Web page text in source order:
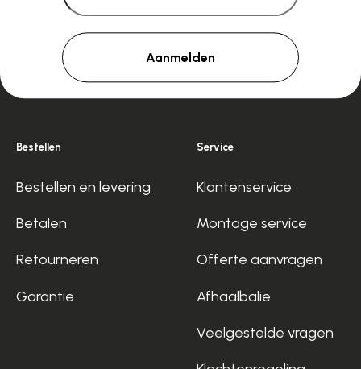
Aanmelden
Bestellen
Bestellen en levering
Betalen
Retourneren
Garantie
Service
Klantenservice
Montage service
Offerte aanvragen
Afhaalbalie
Veelgestelde vragen